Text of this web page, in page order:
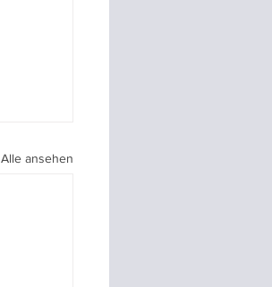
Alle ansehen